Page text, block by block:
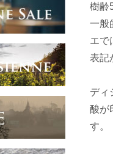
樹齢
一般
エで
表記
ディ
酸が
す。